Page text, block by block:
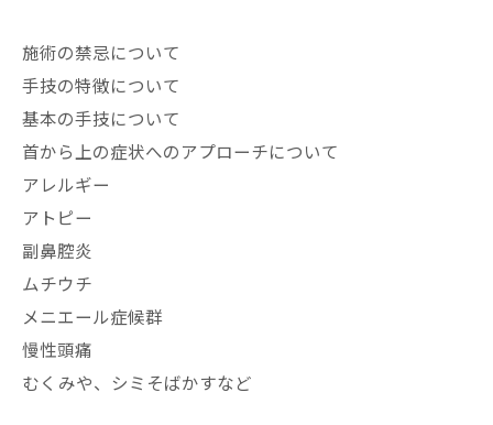
施術の禁忌について
手技の特徴について
基本の手技について
首から上の症状へのアプローチについて
アレルギー
アトピー
副鼻腔炎
ムチウチ
メニエール症候群
慢性頭痛
むくみや、シミそばかすなど